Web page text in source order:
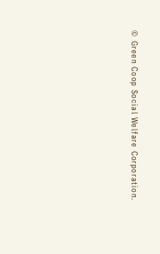
©
Green Coop Social Welfare Corporation.